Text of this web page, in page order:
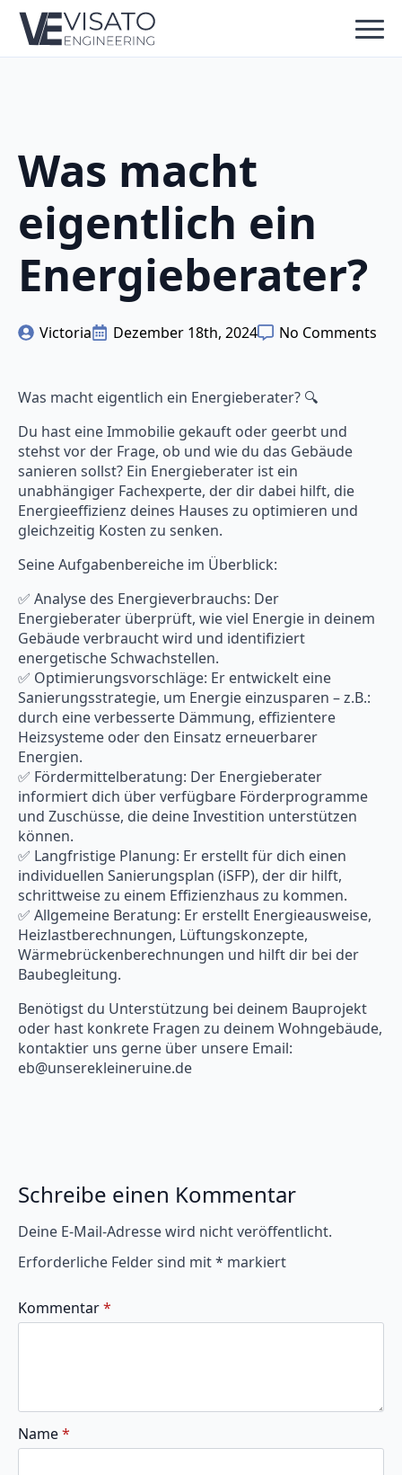
Was macht
eigentlich ein
Energieberater?
Victoria Dezember 18th, 2024 No Comments
Was macht eigentlich ein Energieberater? 🔍
Du hast eine Immobilie gekauft oder geerbt und
stehst vor der Frage, ob und wie du das Gebäude
sanieren sollst? Ein Energieberater ist ein
unabhängiger Fachexperte, der dir dabei hilft, die
Energieeffizienz deines Hauses zu optimieren und
gleichzeitig Kosten zu senken.
Seine Aufgabenbereiche im Überblick:
✅ Analyse des Energieverbrauchs: Der
Energieberater überprüft, wie viel Energie in deinem
Gebäude verbraucht wird und identifiziert
energetische Schwachstellen.
✅ Optimierungsvorschläge: Er entwickelt eine
Sanierungsstrategie, um Energie einzusparen – z.B.:
durch eine verbesserte Dämmung, effizientere
Heizsysteme oder den Einsatz erneuerbarer
Energien.
✅ Fördermittelberatung: Der Energieberater
informiert dich über verfügbare Förderprogramme
und Zuschüsse, die deine Investition unterstützen
können.
✅ Langfristige Planung: Er erstellt für dich einen
individuellen Sanierungsplan (iSFP), der dir hilft,
schrittweise zu einem Effizienzhaus zu kommen.
✅ Allgemeine Beratung: Er erstellt Energieausweise,
Heizlastberechnungen, Lüftungskonzepte,
Wärmebrückenberechnungen und hilft dir bei der
Baubegleitung.
Benötigst du Unterstützung bei deinem Bauprojekt
oder hast konkrete Fragen zu deinem Wohngebäude,
kontaktier uns gerne über unsere Email:
eb@unserekleineruine.de
Schreibe einen Kommentar
Deine E-Mail-Adresse wird nicht veröffentlicht.
Erforderliche Felder sind mit* markiert
Kommentar*
Name*